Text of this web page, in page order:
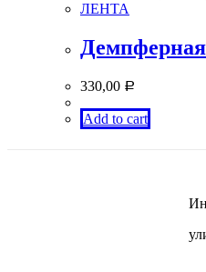
ЛЕНТА
330,00 Р
Add to cart